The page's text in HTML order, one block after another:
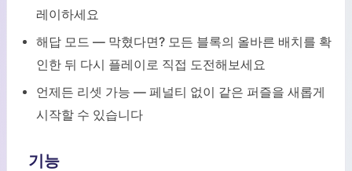
레이하세요
해답 모드 — 막혔다면? 모든 블록의 올바른 배치를 확
인한 뒤 다시 플레이로 직접 도전해보세요
언제든 리셋 가능 — 페널티 없이 같은 퍼즐을 새롭게
시작할 수 있습니다
기능